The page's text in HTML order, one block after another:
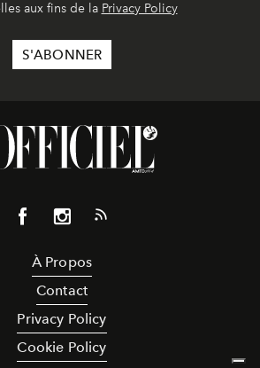
aux fins de la Privacy Policy
À Propos
Contact
Privacy Policy
Cookie Policy